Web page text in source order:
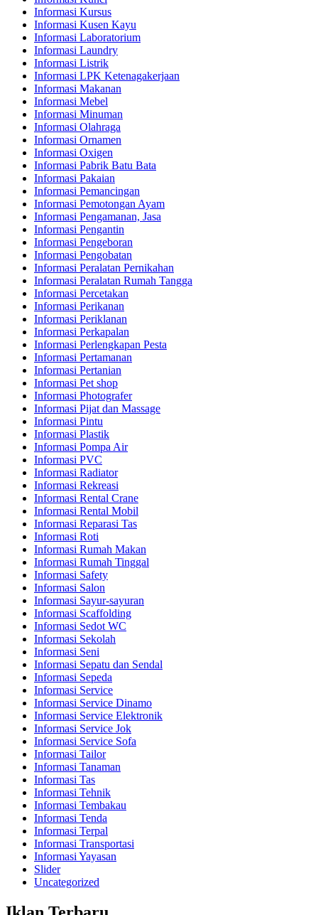
Informasi Kursus
Informasi Kusen Kayu
Informasi Laboratorium
Informasi Laundry
Informasi Listrik
Informasi LPK Ketenagakerjaan
Informasi Makanan
Informasi Mebel
Informasi Minuman
Informasi Olahraga
Informasi Ornamen
Informasi Oxigen
Informasi Pabrik Batu Bata
Informasi Pakaian
Informasi Pemancingan
Informasi Pemotongan Ayam
Informasi Pengamanan, Jasa
Informasi Pengantin
Informasi Pengeboran
Informasi Pengobatan
Informasi Peralatan Pernikahan
Informasi Peralatan Rumah Tangga
Informasi Percetakan
Informasi Perikanan
Informasi Periklanan
Informasi Perkapalan
Informasi Perlengkapan Pesta
Informasi Pertamanan
Informasi Pertanian
Informasi Pet shop
Informasi Photografer
Informasi Pijat dan Massage
Informasi Pintu
Informasi Plastik
Informasi Pompa Air
Informasi PVC
Informasi Radiator
Informasi Rekreasi
Informasi Rental Crane
Informasi Rental Mobil
Informasi Reparasi Tas
Informasi Roti
Informasi Rumah Makan
Informasi Rumah Tinggal
Informasi Safety
Informasi Salon
Informasi Sayur-sayuran
Informasi Scaffolding
Informasi Sedot WC
Informasi Sekolah
Informasi Seni
Informasi Sepatu dan Sendal
Informasi Sepeda
Informasi Service
Informasi Service Dinamo
Informasi Service Elektronik
Informasi Service Jok
Informasi Service Sofa
Informasi Tailor
Informasi Tanaman
Informasi Tas
Informasi Tehnik
Informasi Tembakau
Informasi Tenda
Informasi Terpal
Informasi Transportasi
Informasi Yayasan
Slider
Uncategorized